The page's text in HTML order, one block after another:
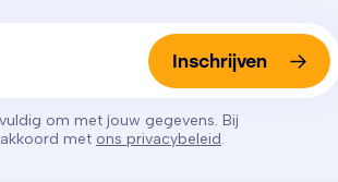
Inschrijven
om met jouw gegevens. Bij
met ons privacybeleid.